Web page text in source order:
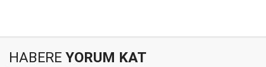
HABERE YORUM KAT